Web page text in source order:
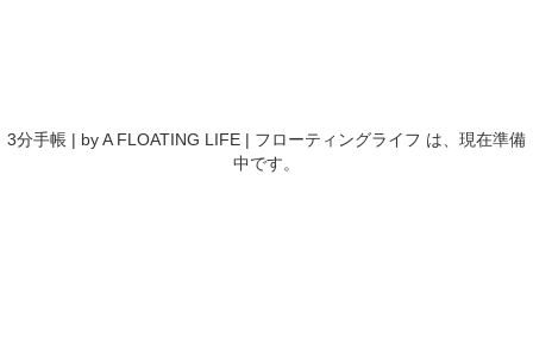
3分手帳 | by A FLOATING LIFE | フローティングライフ は、現在準備
中です。